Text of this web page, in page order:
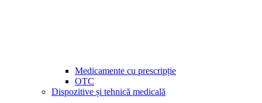
Medicamente cu prescripție
OTC
Dispozitive și tehnică medicală